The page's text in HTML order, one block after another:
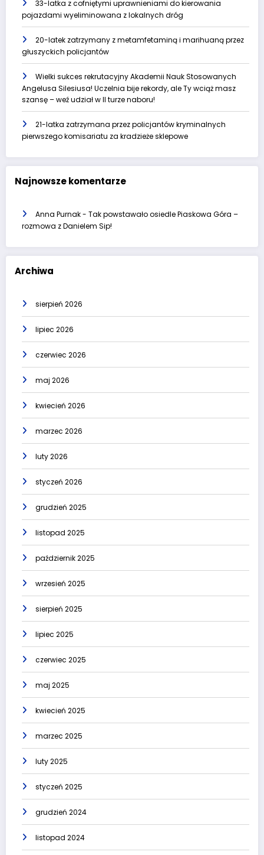
33-latka z cofniętymi uprawnieniami do kierowania
pojazdami wyeliminowana z lokalnych dróg
20-latek zatrzymany z metamfetaminą i marihuaną przez
głuszyckich policjantów
Wielki sukces rekrutacyjny Akademii Nauk Stosowanych
Angelusa Silesiusa! Uczelnia bije rekordy, ale Ty wciąż masz
szansę – weź udział w II turze naboru!
21-latka zatrzymana przez policjantów kryminalnych
pierwszego komisariatu za kradzieże sklepowe
Najnowsze komentarze
Anna Purnak- Tak powstawało osiedle Piaskowa Góra –
rozmowa z Danielem Sip!
Archiwa
sierpień 2026
lipiec 2026
czerwiec 2026
maj 2026
kwiecień 2026
marzec 2026
luty 2026
styczeń 2026
grudzień 2025
listopad 2025
październik 2025
wrzesień 2025
sierpień 2025
lipiec 2025
czerwiec 2025
maj 2025
kwiecień 2025
marzec 2025
luty 2025
styczeń 2025
grudzień 2024
listopad 2024